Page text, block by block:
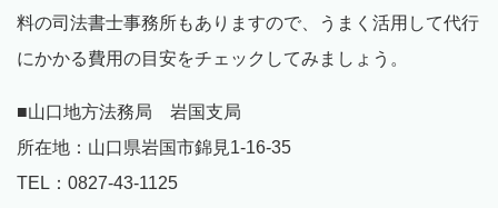
料の司法書士事務所もありますので、うまく活用して代行
にかかる費用の目安をチェックしてみましょう。
■山口地方法務局 岩国支局
所在地：山口県岩国市錦見1-16-35
TEL：0827-43-1125